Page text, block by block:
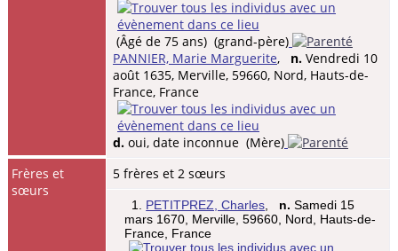
(Âgé de 75 ans) (grand-père)
PANNIER, Marie Marguerite, n. Vendredi 10
août 1635, Merville, 59660, Nord, Hauts-de-
France, France
d. oui, date inconnue (Mère)
Frères et
sœurs
5 frères et 2 sœurs
1. PETITPREZ, Charles n. Samedi 15
mars 1670, Merville, 59660, Nord, Hauts-de-
France, France